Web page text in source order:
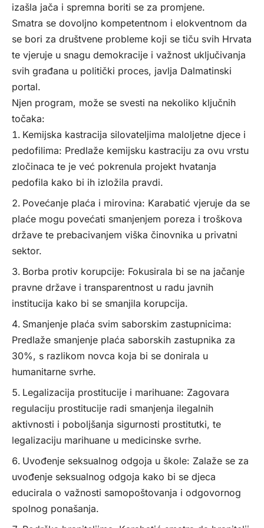
izašla jača i spremna boriti se za promjene.
Smatra se dovoljno kompetentnom i elokventnom da
se bori za društvene probleme koji se tiču svih Hrvata
te vjeruje u snagu demokracije i važnost uključivanja
svih građana u politički proces, javlja Dalmatinski
portal.
Njen program, može se svesti na nekoliko ključnih
točaka:
Kemijska kastracija silovateljima maloljetne djece i
pedofilima: Predlaže kemijsku kastraciju za ovu vrstu
zločinaca te je već pokrenula projekt hvatanja
pedofila kako bi ih izložila pravdi.
Povećanje plaća i mirovina: Karabatić vjeruje da se
plaće mogu povećati smanjenjem poreza i troškova
države te prebacivanjem viška činovnika u privatni
sektor.
Borba protiv korupcije: Fokusirala bi se na jačanje
pravne države i transparentnost u radu javnih
institucija kako bi se smanjila korupcija.
Smanjenje plaća svim saborskim zastupnicima:
Predlaže smanjenje plaća saborskih zastupnika za
30%, s razlikom novca koja bi se donirala u
humanitarne svrhe.
Legalizacija prostitucije i marihuane: Zagovara
regulaciju prostitucije radi smanjenja ilegalnih
aktivnosti i poboljšanja sigurnosti prostitutki, te
legalizaciju marihuane u medicinske svrhe.
Uvođenje seksualnog odgoja u škole: Zalaže se za
uvođenje seksualnog odgoja kako bi se djeca
educirala o važnosti samopoštovanja i odgovornog
spolnog ponašanja.